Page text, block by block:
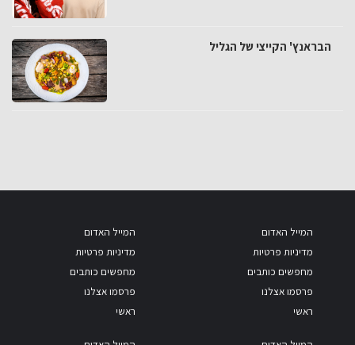
הבראנץ' הקייצי של הגליל
המייל האדום
מדיניות פרטיות
מחפשים כותבים
פרסמו אצלנו
ראשי
המייל האדום
מדיניות פרטיות
מחפשים כותבים
פרסמו אצלנו
ראשי